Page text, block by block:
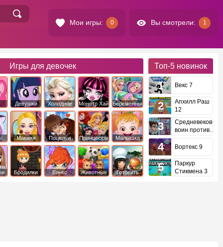
Мои игры: 0 Вы смотрели: 1
Игры для девочек
Девушки
Эквестрии
Холодное
Сердце
Монстр Хай Беременные
Макияж Поцелуи
Принцессы
Диснея
Малышка
Хейзел
Бродилки Винкс Животные
Готовить
Топ-5 новинок
Векс 7
Апхилл Раш
12
Средневековый
воин против
Вортекс 9
Паркур
Стикмена 3